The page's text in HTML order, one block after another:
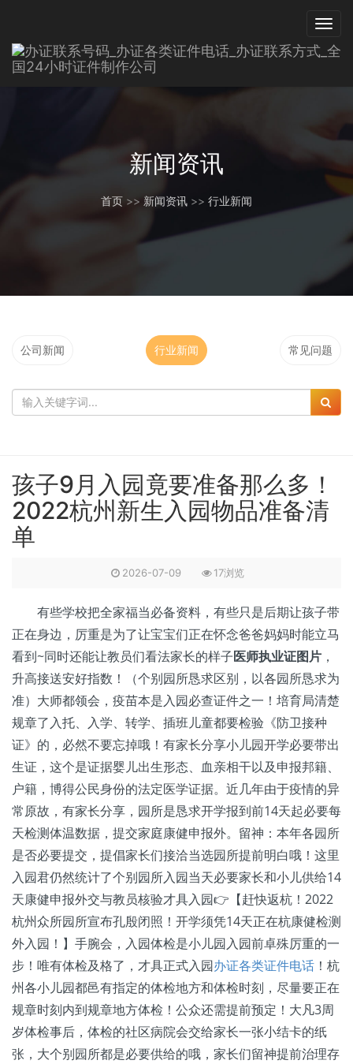
新闻资讯
首页 >> 新闻资讯 >> 行业新闻
公司新闻 行业新闻 常见问题
孩子9月入园竟要准备那么多！
2022杭州新生入园物品准备清
单
2026-07-09 17浏览
有些学校把全家福当必备资料，有些只是后期让孩子带
正在身边，厉重是为了让宝宝们正在怀念爸爸妈妈时能立马
看到~同时还能让教员们看法家长的样子医师执业证图片 ，
升高接送安好指数！（个别园所恳求区别，以各园所恳求为
准）大师都领会，疫苗本是入园必查证件之一！培育局清楚
规章了入托、入学、转学、插班儿童都要检验《防卫接种
证》的，必然不要忘掉哦！有家长分享小儿园开学必要带出
生证，这个是证据婴儿出生形态、血亲相干以及申报邦籍、
户籍，博得公民身份的法定医学证据。近几年由于疫情的异
常原故，有家长分享，园所是恳求开学报到前14天起必要每
天检测体温数据，提交家庭康健申报外。留神：本年各园所
是否必要提交，提倡家长们接洽当选园所提前明白哦！这里
入园君仍然统计了个别园所入园当天必要家长和小儿供给14
天康健申报外交与教员核验才具入园👉【赶快返杭！2022
杭州众所园所宣布孔殷闭照！开学须凭14天正在杭康健检测
外入园！】手腕会，入园体检是小儿园入园前卓殊厉重的一
步！唯有体检及格了，才具正式入园办证各类证件电话 ！杭
州各小儿园都邑有指定的体检地方和体检时刻，尽量要正在
规章时刻内到规章地方体检！公众还需提前预定！大凡3周
岁体检事后，体检的社区病院会交给家长一张小结卡的纸
张，大个别园所都是必要供给的哦，家长们留神提前治理存